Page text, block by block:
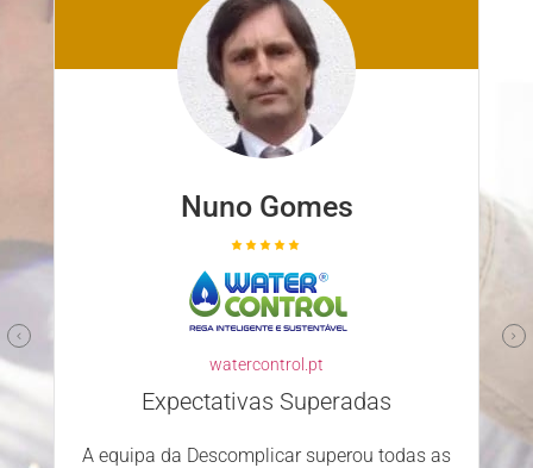
Nuno Gomes
watercontrol.pt
Expectativas Superadas
A equipa da Descomplicar superou todas as